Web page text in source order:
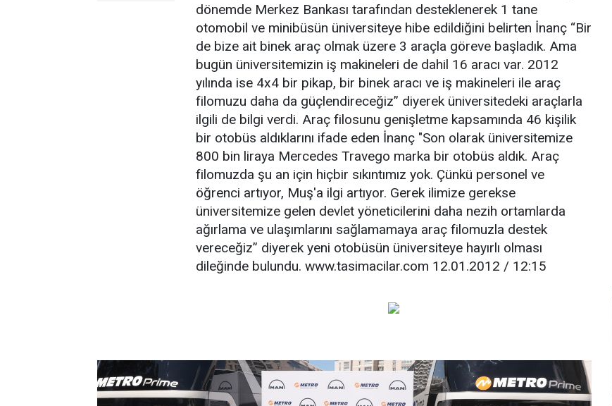
dönemde Merkez Bankası tarafından desteklenerek 1 tane
otomobil ve minibüsün üniversiteye hibe edildiğini belirten İnanç “Bir
de bize ait binek araç olmak üzere 3 araçla göreve başladık. Ama
bugün üniversitemizin iş makineleri de dahil 16 aracı var. 2012
yılında ise 4x4 bir pikap, bir binek aracı ve iş makineleri ile araç
filomuzu daha da güçlendireceğiz” diyerek üniversitedeki araçlarla
ilgili de bilgi verdi. Araç filosunu genişletme kapsamında 46 kişilik
bir otobüs aldıklarını ifade eden İnanç "Son olarak üniversitemize
800 bin liraya Mercedes Travego marka bir otobüs aldık. Araç
filomuzda şu an için hiçbir sıkıntımız yok. Çünkü personel ve
öğrenci artıyor, Muş'a ilgi artıyor. Gerek ilimize gerekse
üniversitemize gelen devlet yöneticilerini daha nezih ortamlarda
ağırlama ve ulaşımlarını sağlamamaya araç filomuzla destek
vereceğiz” diyerek yeni otobüsün üniversiteye hayırlı olması
dileğinde bulundu. www.tasimacilar.com 12.01.2012 / 12:15